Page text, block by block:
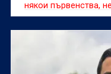
някои първенства,